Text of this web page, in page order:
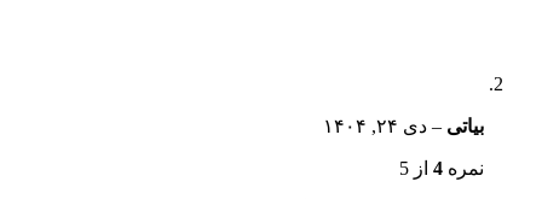
بیاتی – دی ۲۴, ۱۴۰۴
نمره 4 از 5